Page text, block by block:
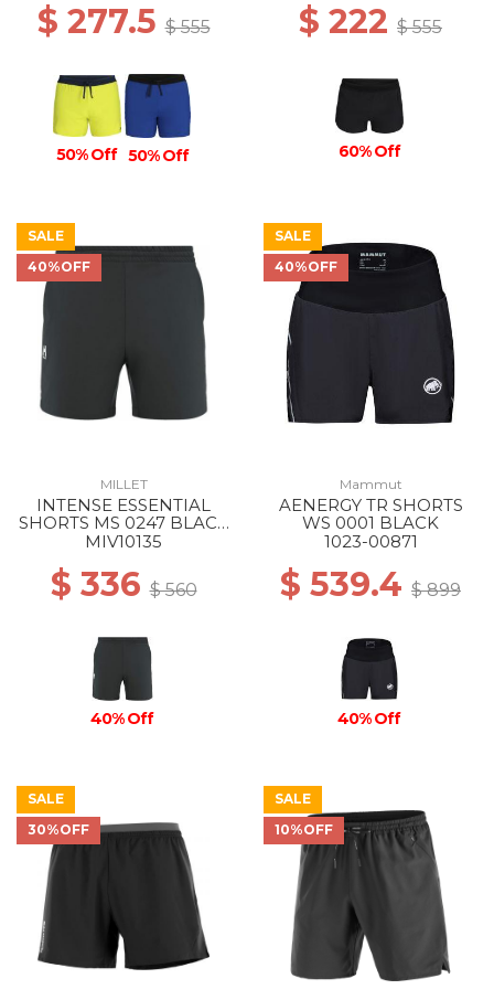
$ 277.5$ 555
50% Off 50% Off
$ 222 $ 555
60% Off
SALE
40%OFF
MILLET
INTENSE ESSENTIAL
SHORTS MS 0247 BLACK
- NOIR
MIV10135
$ 336$ 560
40% Off
SALE
40%OFF
Mammut
AENERGY TR SHORTS
WS 0001 BLACK
1023-00871
$ 539.4 $ 899
40% Off
SALE
30%OFF
SALE
10%OFF